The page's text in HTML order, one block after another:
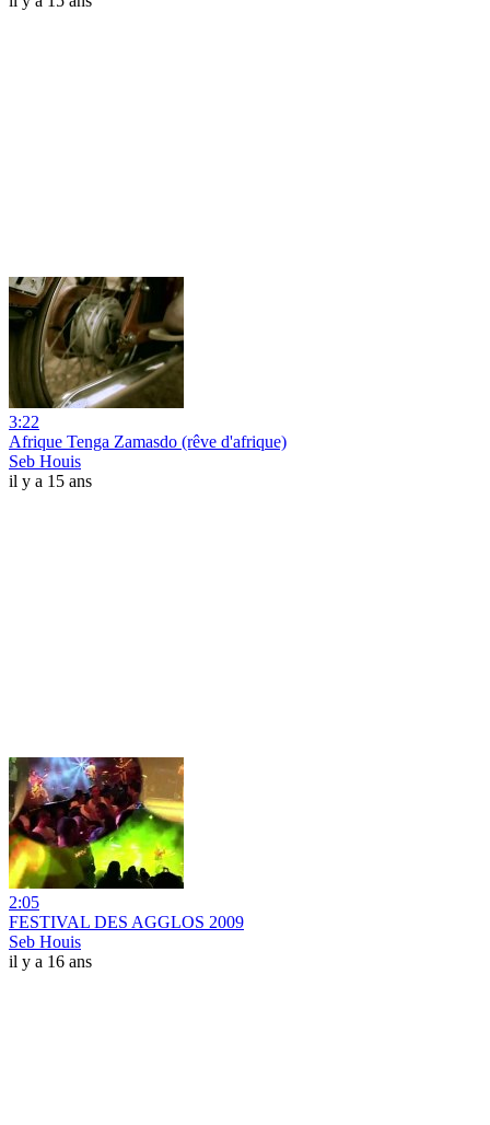
3:22
Afrique Tenga Zamasdo (rêve d'afrique)
Seb Houis
il y a 15 ans
2:05
FESTIVAL DES AGGLOS 2009
Seb Houis
il y a 16 ans